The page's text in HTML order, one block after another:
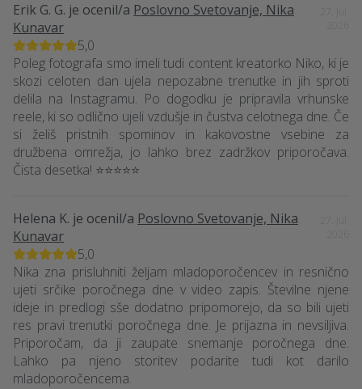
Erik G. G. je ocenil/a Poslovno Svetovanje, Nika
Kunavar
5,0
Poleg fotografa smo imeli tudi content kreatorko Niko, ki je
skozi celoten dan ujela nepozabne trenutke in jih sproti
delila na Instagramu. Po dogodku je pripravila vrhunske
reele, ki so odlično ujeli vzdušje in čustva celotnega dne. Če
si želiš pristnih spominov in kakovostne vsebine za
družbena omrežja, jo lahko brez zadržkov priporočava.
Čista desetka! ⭐⭐⭐⭐⭐
Helena K. je ocenil/a Poslovno Svetovanje, Nika
Kunavar
5,0
Nika zna prisluhniti željam mladoporočencev in resnično
ujeti srčike poročnega dne v video zapis. Številne njene
ideje in predlogi sše dodatno pripomorejo, da so bili ujeti
res pravi trenutki poročnega dne. Je prijazna in nevsiljiva.
Priporočam, da ji zaupate snemanje poročnega dne.
Lahko pa njeno storitev podarite tudi kot darilo
mladoporočencema.